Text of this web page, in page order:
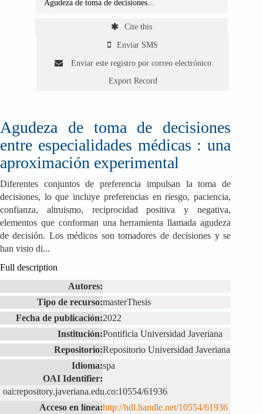
Agudeza de toma de decisiones...
Cite this
Enviar SMS
Enviar este registro por correo electrónico
Export Record
Agudeza de toma de decisiones
entre especialidades médicas : una
aproximación experimental
Diferentes conjuntos de preferencia impulsan la toma de
decisiones, lo que incluye preferencias en riesgo, paciencia,
confianza, altruismo, reciprocidad positiva y negativa,
elementos que conforman una herramienta llamada agudeza
de decisión. Los médicos son tomadores de decisiones y se
han visto di...
Full description
Autores:
Tipo de recurso:masterThesis
Fecha de publicación:2022
Institución:Pontificia Universidad Javeriana
Repositorio:Repositorio Universidad Javeriana
Idioma:spa
OAI Identifier:
oai:repository.javeriana.edu.co:10554/61936
Acceso en línea:http://hdl.handle.net/10554/61936